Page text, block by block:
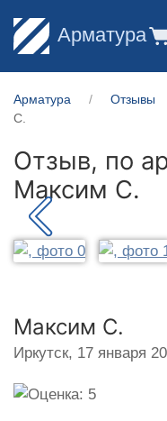
Арматура
Арматура Отзывы
С.
Отзыв, по
Максим С.
Максим С.
Иркутск, 17 января